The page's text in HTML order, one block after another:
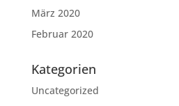
März 2020
Februar 2020
Kategorien
Uncategorized